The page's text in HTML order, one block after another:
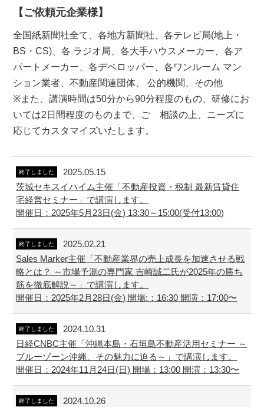
【ご依頼元企業様】
全国紙新聞社全て、各地方新聞社、各テレビ局(地上・
BS・CS)、各 ラジオ局、各大手ハウスメーカー、各ア
パートメーカー、各デベロッパー、各ワンルーム マン
ション業者、不動産関連団体、 公的機関、その他
※また、講演時間は50分から90分程度のもの、研修にお
いては2日間程度のものまで、ご゙相談の上、ニーズに
応じてカスタマイズいたします。
終了しました
2025.05.15
茨城セキスイハイム主催「不動産投資・税制 最新賃貸住
宅経営セミナー」で講演します。
開催日：2025年5月23日(金) 13:30～15:00(受付13:00)
終了しました
2025.02.21
Sales Marker主催「不動産業界の売上成長を加速させる戦
略とは？ ～市場予測の専門家 吉崎誠二氏が2025年の勝ち
筋を徹底解説～」で講演します。
開催日：2025年2月28日(金) 開場:：16:30 開演：17:00〜
終了しました
2024.10.31
日経CNBC主催「沖縄本島・石垣島不動産活用セミナー ～
ブルーゾーン沖縄、その魅力に迫る～」で講演します。
開催日：2024年11月24日(日) 開場：13:00 開演：13:30〜
終了しました
2024.10.26